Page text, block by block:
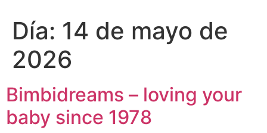
Día: 14 de mayo de
2026
Bimbidreams – loving your
baby since 1978